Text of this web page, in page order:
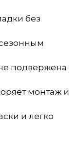
без
сезонным
подвержена
монтаж и
и легко